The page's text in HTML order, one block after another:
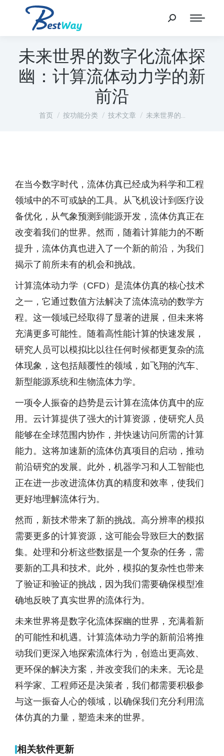
未来世界的数字化流体探
幽：计算流体动力学的新
前沿
您在这里：
首页 按功能分类 技术文章 未来世界的…
在当今数字时代，流体仿真已经成为科学和工程
领域中的不可或缺的工具。从飞机设计到医疗设
备优化，从气象预测到能源开发，流体仿真正在
改变着我们的世界。然而，随着计算能力的不断
提升，流体仿真也进入了一个新的前沿，为我们
揭示了前所未有的机会和挑战。
计算流体动力学（CFD）是流体仿真的核心技术
之一，它通过数值方法解决了流体流动的数学方
程。这一领域已经取得了显著的进展，但未来将
充满更多可能性。随着高性能计算的快速发展，
研究人员可以模拟比以往任何时候都更复杂的流
体现象，这包括颠覆性的领域，如飞翔的汽车、
新型能源系统和生物流体力学。
一项令人振奋的趋势是云计算在流体仿真中的应
用。云计算提供了强大的计算资源，使研究人员
能够在全球范围内协作，并快速访问所需的计算
能力。这将加速新的流体仿真项目的启动，推动
前沿研究的发展。此外，机器学习和人工智能也
正在进一步改进流体仿真的精度和效率，使我们
更好地理解流体行为。
然而，新技术带来了新的挑战。高分辨率的模拟
需要更多的计算资源，这可能会导致巨大的数据
集。处理和分析这些数据是一个复杂的任务，需
要新的工具和技术。此外，模拟的复杂性也带来
了验证和验证的挑战，因为我们需要确保模型准
确地反映了真实世界的流体行为。
未来世界将是数字化流体探幽的世界，充满着新
的可能性和机遇。计算流体动力学的新前沿将推
动我们更深入地探索流体行为，创造出更高效、
更环保的解决方案，并改变我们的未来。无论是
科学家、工程师还是决策者，我们都需要积极参
与这一振奋人心的领域，以确保我们充分利用流
体仿真的力量，塑造未来的世界。
相关软件更新